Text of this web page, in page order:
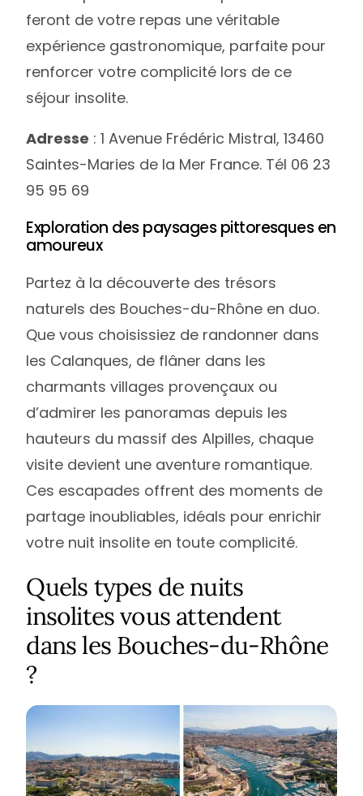
feront de votre repas une véritable
expérience gastronomique, parfaite pour
renforcer votre complicité lors de ce
séjour insolite.
Adresse : 1 Avenue Frédéric Mistral, 13460
Saintes-Maries de la Mer France. Tél 06 23
95 95 69
Exploration des paysages pittoresques en
amoureux
Partez à la découverte des trésors
naturels des Bouches-du-Rhône en duo.
Que vous choisissiez de randonner dans
les Calanques, de flâner dans les
charmants villages provençaux ou
d’admirer les panoramas depuis les
hauteurs du massif des Alpilles, chaque
visite devient une aventure romantique.
Ces escapades offrent des moments de
partage inoubliables, idéals pour enrichir
votre nuit insolite en toute complicité.
Quels types de nuits
insolites vous attendent
dans les Bouches-du-Rhône
?